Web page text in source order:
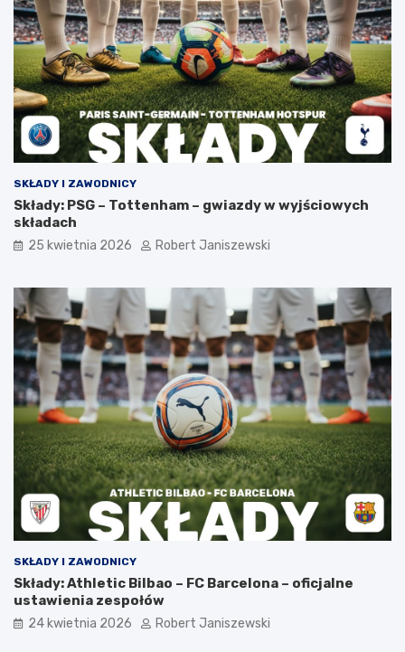
SKŁADY I ZAWODNICY
Składy: PSG – Tottenham – gwiazdy w wyjściowych
składach
25 kwietnia 2026 Robert Janiszewski
SKŁADY I ZAWODNICY
Składy: Athletic Bilbao – FC Barcelona – oficjalne
ustawienia zespołów
24 kwietnia 2026 Robert Janiszewski